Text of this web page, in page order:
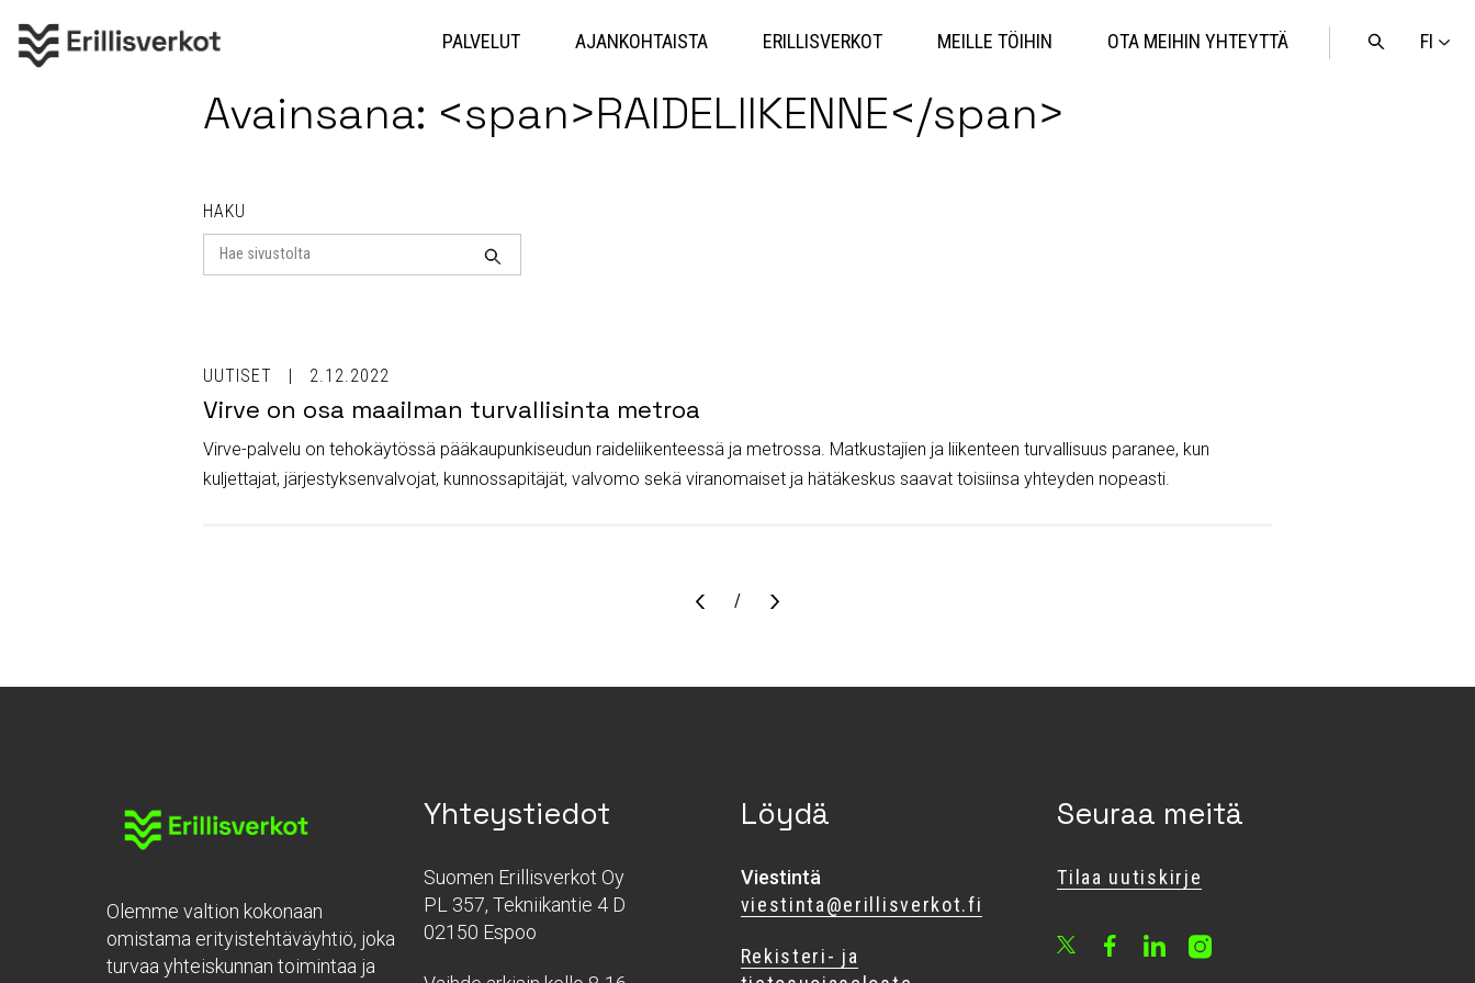
sisältöön
FI
Avaa
PALVELUT AJANKOHTAISTA ERILLISVERKOT MEILLE TÖIHIN OTA MEIHIN YHTEYTTÄ
Avainsana: <span>RAIDELIIKENNE</span>
HAKU
Search
for
Haku
UUTISET 2.12.2022
Virve on osa maailman turvallisinta metroa
Virve-palvelu on tehokäytössä pääkaupunkiseudun raideliikenteessä ja metrossa. Matkustajien ja liikenteen turvallisuus paranee, kun
kuljettajat, järjestyksenvalvojat, kunnossapitäjät, valvomo sekä viranomaiset ja hätäkeskus saavat toisiinsa yhteyden nopeasti.
Sivu
/
Olemme valtion kokonaan
omistama erityistehtäväyhtiö, joka
turvaa yhteiskunnan toimintaa ja
Yhteystiedot
Suomen Erillisverkot Oy
PL 357, Tekniikantie 4 D
02150 Espoo
Löydä
Viestintä
viestinta@erillisverkot.fi
Rekisteri- ja
Seuraa meitä
Tilaa uutiskirje
FacebookLinkedInInstagram